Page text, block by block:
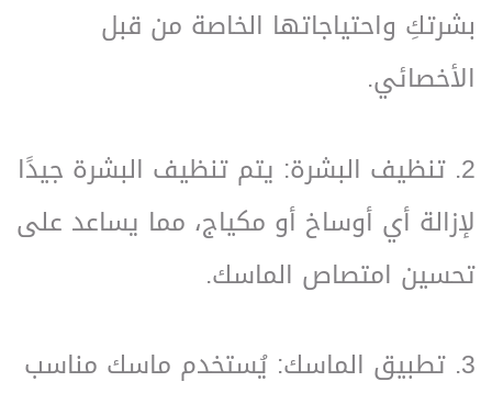
بشرتكِ واحتياجاتها الخاصة من قبل
الأخصائي.
2. تنظيف البشرة: يتم تنظيف البشرة جيدًا
لإزالة أي أوساخ أو مكياج، مما يساعد على
تحسين امتصاص الماسك.
3. تطبيق الماسك: يُستخدم ماسك مناسب